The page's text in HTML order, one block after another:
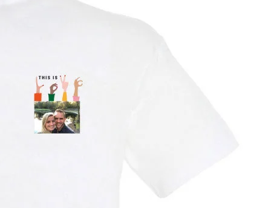
Google Reviews (Gesamtergebnis aller Länder, in die wir